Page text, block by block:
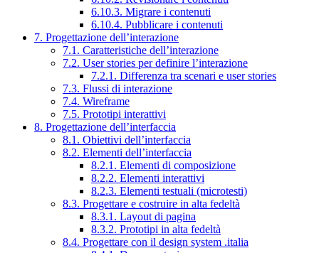
6.10.3. Migrare i contenuti
6.10.4. Pubblicare i contenuti
7. Progettazione dell’interazione
7.1. Caratteristiche dell’interazione
7.2. User stories per definire l’interazione
7.2.1. Differenza tra scenari e user stories
7.3. Flussi di interazione
7.4. Wireframe
7.5. Prototipi interattivi
8. Progettazione dell’interfaccia
8.1. Obiettivi dell’interfaccia
8.2. Elementi dell’interfaccia
8.2.1. Elementi di composizione
8.2.2. Elementi interattivi
8.2.3. Elementi testuali (microtesti)
8.3. Progettare e costruire in alta fedeltà
8.3.1. Layout di pagina
8.3.2. Prototipi in alta fedeltà
8.4. Progettare con il design system .italia